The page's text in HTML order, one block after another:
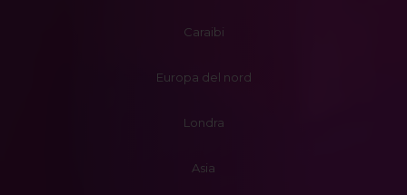
Caraibi
Europa del nord
Londra
Asia